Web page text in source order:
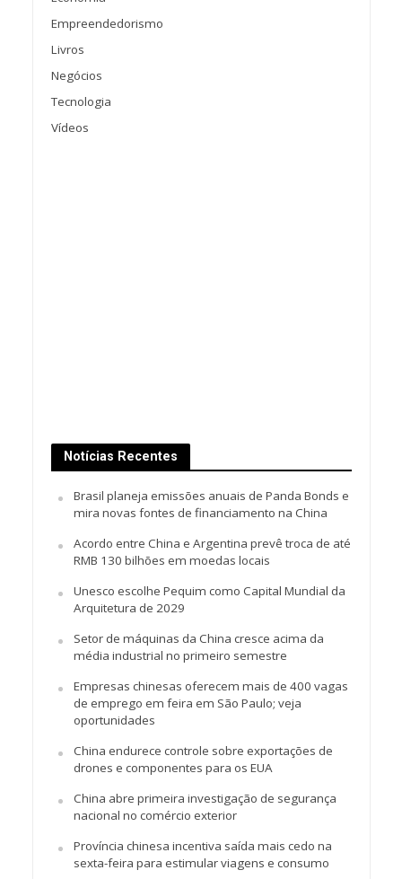
Empreendedorismo
Livros
Negócios
Tecnologia
Vídeos
Notícias Recentes
Brasil planeja emissões anuais de Panda Bonds e
mira novas fontes de financiamento na China
Acordo entre China e Argentina prevê troca de até
RMB 130 bilhões em moedas locais
Unesco escolhe Pequim como Capital Mundial da
Arquitetura de 2029
Setor de máquinas da China cresce acima da
média industrial no primeiro semestre
Empresas chinesas oferecem mais de 400 vagas
de emprego em feira em São Paulo; veja
oportunidades
China endurece controle sobre exportações de
drones e componentes para os EUA
China abre primeira investigação de segurança
nacional no comércio exterior
Província chinesa incentiva saída mais cedo na
sexta-feira para estimular viagens e consumo